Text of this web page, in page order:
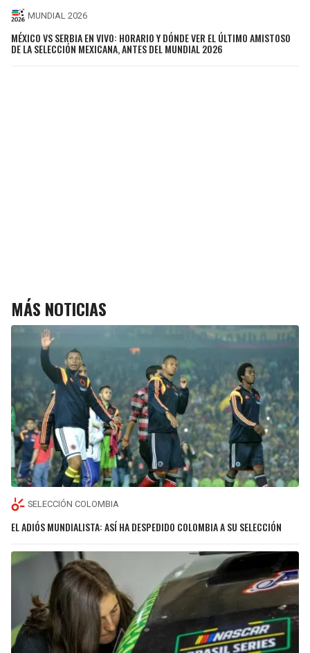
MUNDIAL 2026
MÉXICO VS SERBIA EN VIVO: HORARIO Y DÓNDE VER EL ÚLTIMO AMISTOSO
DE LA SELECCIÓN MEXICANA, ANTES DEL MUNDIAL 2026
MÁS NOTICIAS
SELECCIÓN COLOMBIA
EL ADIÓS MUNDIALISTA: ASÍ HA DESPEDIDO COLOMBIA A SU SELECCIÓN